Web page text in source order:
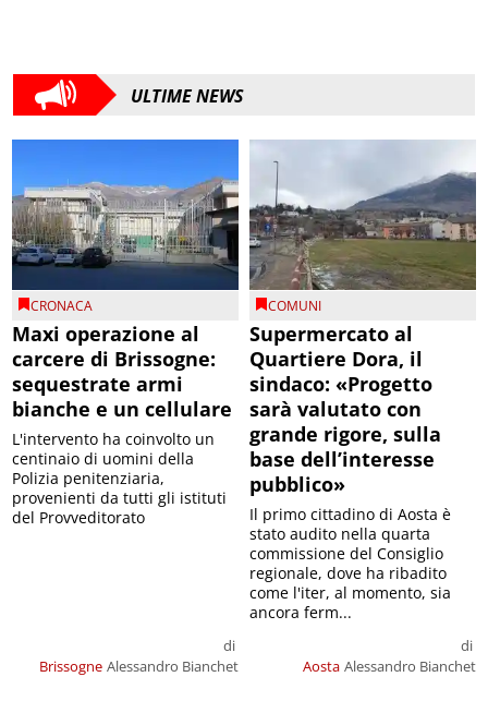
ULTIME NEWS
CRONACA
Maxi operazione al
carcere di Brissogne:
sequestrate armi
bianche e un cellulare
Brissogne
di
Alessandro Bianchet
L'intervento ha coinvolto un
centinaio di uomini della
Polizia penitenziaria,
provenienti da tutti gli istituti
del Provveditorato
COMUNI
Supermercato al
Quartiere Dora, il
sindaco: «Progetto
sarà valutato con
grande rigore, sulla
base dell’interesse
pubblico»
Aosta
di
Alessandro Bianchet
Il primo cittadino di Aosta è
stato audito nella quarta
commissione del Consiglio
regionale, dove ha ribadito
come l'iter, al momento, sia
ancora ferm...